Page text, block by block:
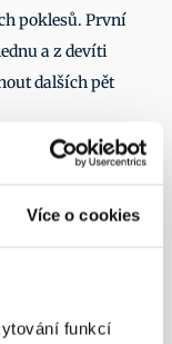
Více o cookies
funkcí
poklesů. První
a z devíti
dalších pět